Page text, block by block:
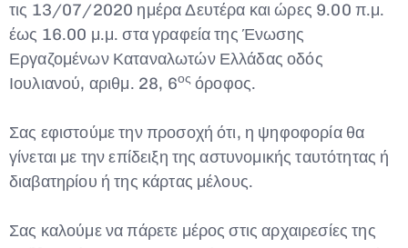
τις 13/07/2020 ημέρα Δευτέρα και ώρες 9.00 π.μ.
έως 16.00 μ.μ. στα γραφεία της Ένωσης
Εργαζομένων Καταναλωτών Ελλάδας οδός
Ιουλιανού, αριθμ. 28, 6ος όροφος.
Σας εφιστούμε την προσοχή ότι, η ψηφοφορία θα
γίνεται με την επίδειξη της αστυνομικής ταυτότητας ή
διαβατηρίου ή της κάρτας μέλους.
Σας καλούμε να πάρετε μέρος στις αρχαιρεσίες της